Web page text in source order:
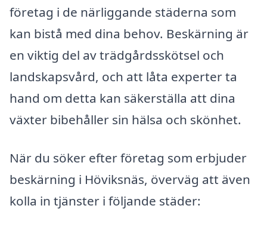
företag i de närliggande städerna som
kan bistå med dina behov. Beskärning är
en viktig del av trädgårdsskötsel och
landskapsvård, och att låta experter ta
hand om detta kan säkerställa att dina
växter bibehåller sin hälsa och skönhet.
När du söker efter företag som erbjuder
beskärning i Höviksnäs, överväg att även
kolla in tjänster i följande städer: